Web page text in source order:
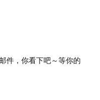
件，你看下吧～等你的